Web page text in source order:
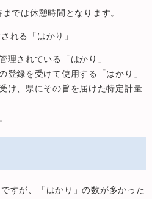
では休憩時間となります。
れる「はかり」
理されている「はかり」
登録を受けて使用する「はかり」
け、県にその旨を届けた特定計量
すが、「はかり」の数が多かった